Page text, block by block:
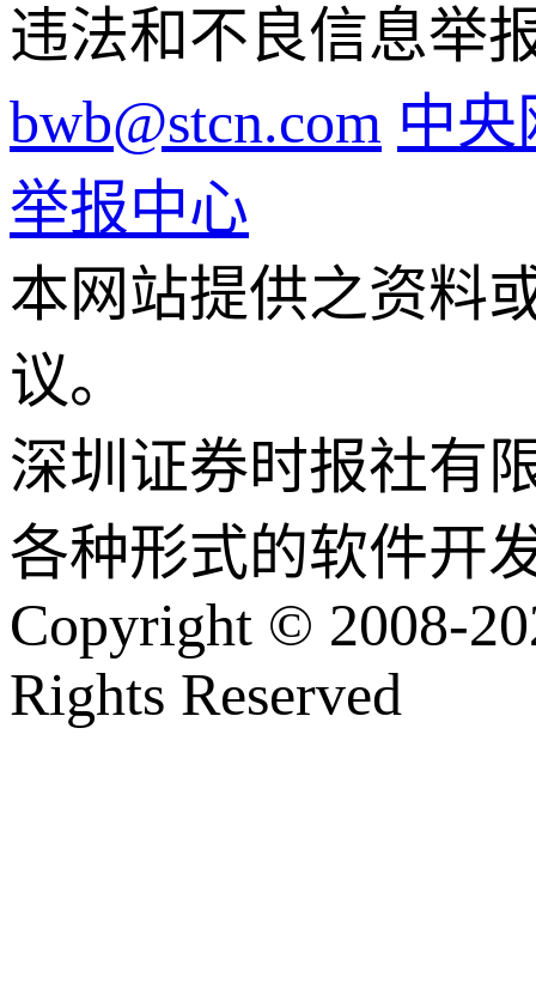
违法和不良信息举
bwb@stcn.com 中
举报中心
本网站提供之资料
议。
深圳证券时报社有
各种形式的软件开
Copyright © 2008-
Rights Reserved